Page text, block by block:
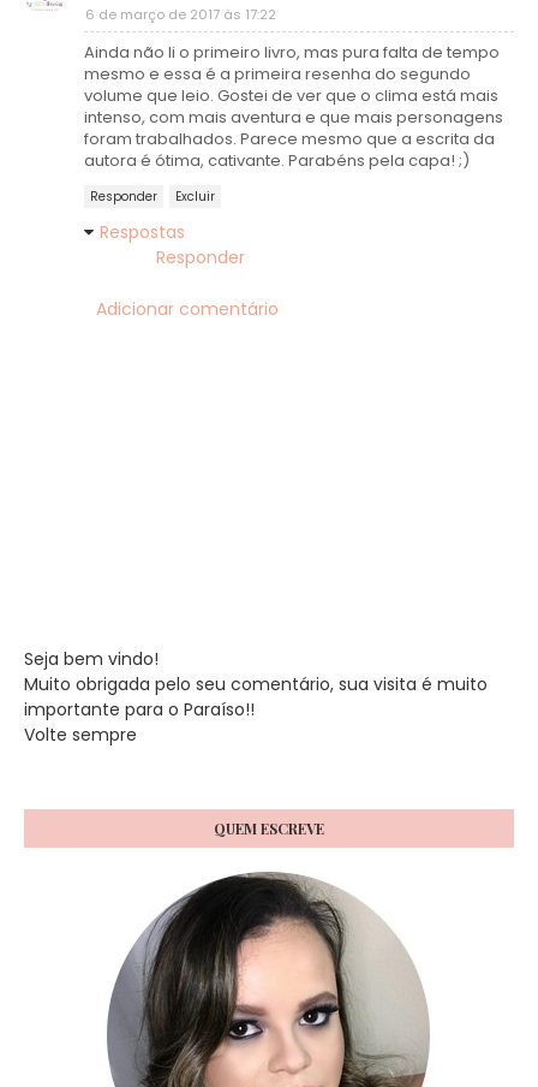
6 de março de 2017 às 17:22
Ainda não li o primeiro livro, mas pura falta de tempo
mesmo e essa é a primeira resenha do segundo
volume que leio. Gostei de ver que o clima está mais
intenso, com mais aventura e que mais personagens
foram trabalhados. Parece mesmo que a escrita da
autora é ótima, cativante. Parabéns pela capa! ;)
Responder Excluir
Respostas
Responder
Adicionar comentário
Seja bem vindo!
Muito obrigada pelo seu comentário, sua visita é muito
importante para o Paraíso!!
Volte sempre
QUEM ESCREVE